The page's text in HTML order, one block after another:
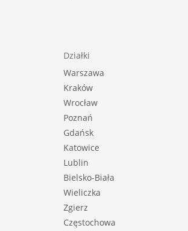
Działki
Warszawa
Kraków
Wrocław
Poznań
Gdańsk
Katowice
Lublin
Bielsko-Biała
Wieliczka
Zgierz
Częstochowa